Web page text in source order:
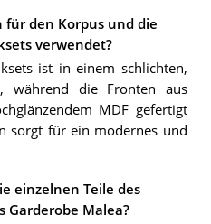
für den Korpus und die
verwendet?
ist in einem schlichten,
während die Fronten aus
MDF gefertigt
sorgt für ein modernes und
einzelnen Teile des
Garderobe Malea?